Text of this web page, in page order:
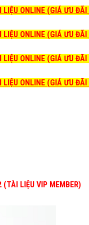
ONLINE (GIÁ ƯU
ONLINE (GIÁ ƯU
ONLINE (GIÁ ƯU
ONLINE (GIÁ ƯU
(TÀI LIỆU VIP MEMBER)